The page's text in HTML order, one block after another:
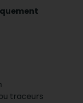
traceurs